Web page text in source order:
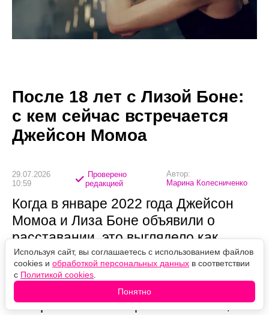
После 18 лет с Лизой Боне:
с кем сейчас встречается
Джейсон Момоа
29.07.2026
10:59
Проверено
редакцией
Автор:
Марина Колесниченко
Когда в январе 2022 года Джейсон
Момоа и Лиза Боне объявили о
расставании, это выглядело как
конец одной из самых прочных пар
Голливуда: 18 лет вместе, двое детей
и красивая легенда о том, что в Боне
актёр влюбился ещё школьником,
Используя сайт, вы соглашаетесь с использованием файлов
cookies и обработкой персональных данных в соответствии
с Политикой cookies
Понятно